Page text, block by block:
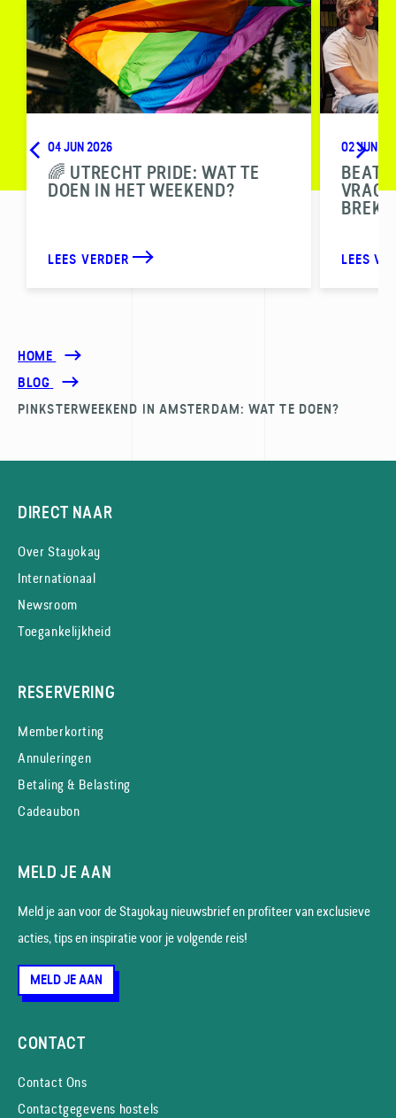
04 JUN 2026
🌈 UTRECHT PRIDE: WAT TE
DOEN IN HET WEEKEND?
LEES VERDER
02 JUN
BEAT
LEES
HOME
BLOG
PINKSTERWEEKEND IN AMSTERDAM: WAT TE DOEN?
DIRECT NAAR
Over Stayokay
Internationaal
Newsroom
Toegankelijkheid
RESERVERING
Memberkorting
Annuleringen
Betaling & Belasting
Cadeaubon
MELD JE AAN
Meld je aan voor de Stayokay nieuws­brief en profiteer van exclusieve
acties, tips en inspiratie voor je volgende reis!
MELD JE AAN
CONTACT
Contact Ons
Contactgegevens hostels